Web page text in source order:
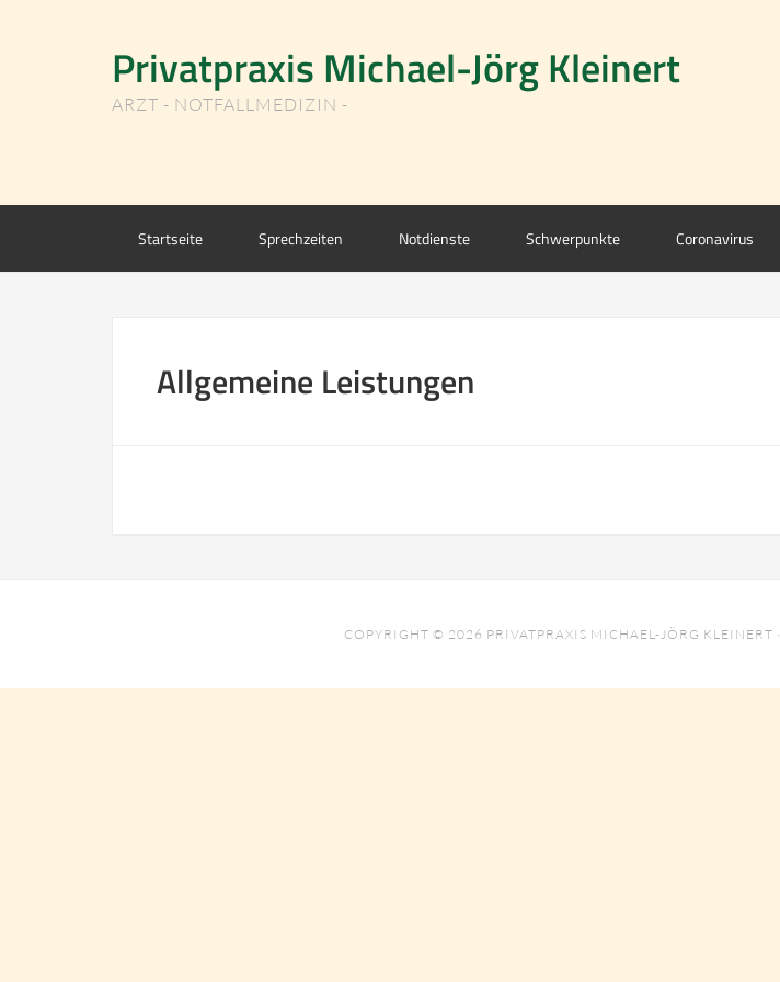
Privatpraxis Michael-Jörg Kleinert
ARZT - NOTFALLMEDIZIN -
Startseite Sprechzeiten Notdienste Schwerpunkte Coronavirus
Allgemeine Leistungen
COPYRIGHT © 2026 PRIVATPRAXIS MICHAEL-JÖRG KLEINERT ·